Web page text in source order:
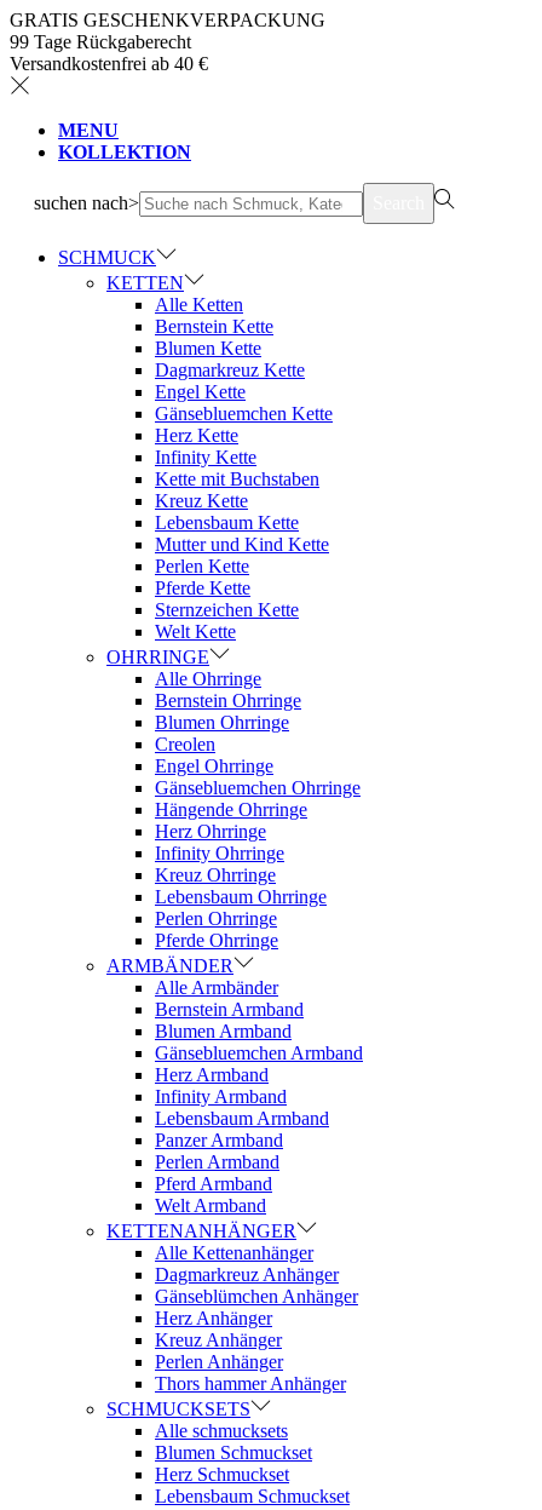
GRATIS GESCHENKVERPACKUNG
99 Tage Rückgaberecht
Versandkostenfrei ab 40 €
MENU
KOLLEKTION
suchen nach>
SCHMUCK
KETTEN
Alle Ketten
Bernstein Kette
Blumen Kette
Dagmarkreuz Kette
Engel Kette
Gänsebluemchen Kette
Herz Kette
Infinity Kette
Kette mit Buchstaben
Kreuz Kette
Lebensbaum Kette
Mutter und Kind Kette
Perlen Kette
Pferde Kette
Sternzeichen Kette
Welt Kette
OHRRINGE
Alle Ohrringe
Bernstein Ohrringe
Blumen Ohrringe
Creolen
Engel Ohrringe
Gänsebluemchen Ohrringe
Hängende Ohrringe
Herz Ohrringe
Infinity Ohrringe
Kreuz Ohrringe
Lebensbaum Ohrringe
Perlen Ohrringe
Pferde Ohrringe
ARMBÄNDER
Alle Armbänder
Bernstein Armband
Blumen Armband
Gänsebluemchen Armband
Herz Armband
Infinity Armband
Lebensbaum Armband
Panzer Armband
Perlen Armband
Pferd Armband
Welt Armband
KETTENANHÄNGER
Alle Kettenanhänger
Dagmarkreuz Anhänger
Gänseblümchen Anhänger
Herz Anhänger
Kreuz Anhänger
Perlen Anhänger
Thors hammer Anhänger
SCHMUCKSETS
Alle schmucksets
Blumen Schmuckset
Herz Schmuckset
Lebensbaum Schmuckset